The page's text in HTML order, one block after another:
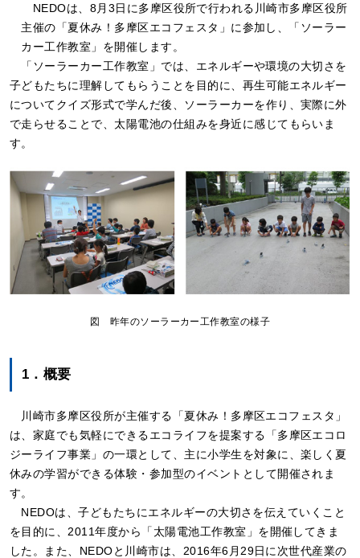
NEDOは、8月3日に多摩区役所で行われる川崎市多摩区役所
主催の「夏休み！多摩区エコフェスタ」に参加し、「ソーラー
カー工作教室」を開催します。
「ソーラーカー工作教室」では、エネルギーや環境の大切さを
子どもたちに理解してもらうことを目的に、再生可能エネルギー
についてクイズ形式で学んだ後、ソーラーカーを作り、実際に外
で走らせることで、太陽電池の仕組みを身近に感じてもらいま
す。
図 昨年のソーラーカー工作教室の様子
1．概要
川崎市多摩区役所が主催する「夏休み！多摩区エコフェスタ」
は、家庭でも気軽にできるエコライフを提案する「多摩区エコロ
ジーライフ事業」の一環として、主に小学生を対象に、楽しく夏
休みの学習ができる体験・参加型のイベントとして開催されま
す。
NEDOは、子どもたちにエネルギーの大切さを伝えていくこと
を目的に、2011年度から「太陽電池工作教室」を開催してきま
した。また、NEDOと川崎市は、2016年6月29日に次世代産業の